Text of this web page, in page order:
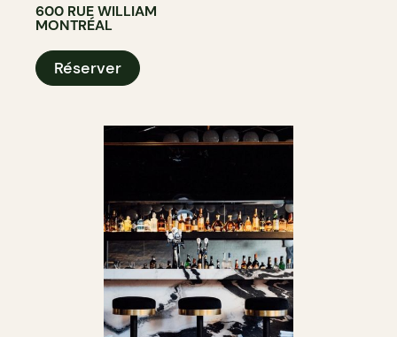
600 RUE WILLIAM
MONTRÉAL
Réserver